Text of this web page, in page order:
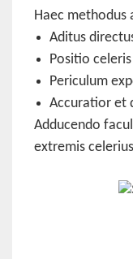
Haec
Aditus
Positio
Periculum
Accuratior et
Adducendo
extremis